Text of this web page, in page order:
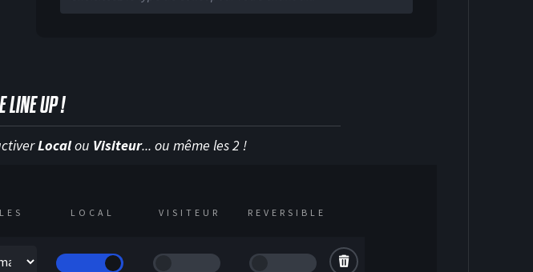
LINE UP !
Localou Visiteur... ou même les 2 !
LOCAL VISITEUR REVERSIBLE